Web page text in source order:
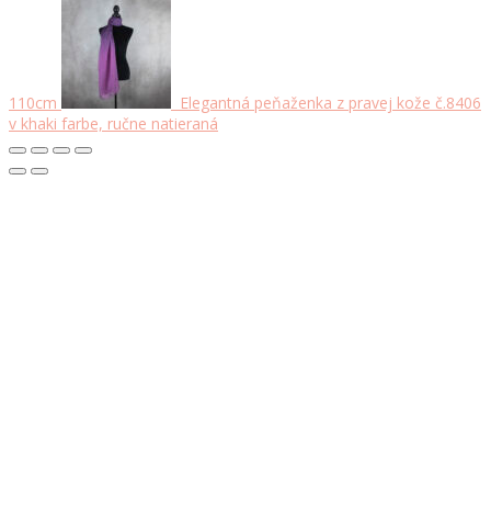
110cm
Elegantná peňaženka z pravej kože č.8406
v khaki farbe, ručne natieraná